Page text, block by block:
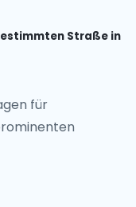
Straße in
für